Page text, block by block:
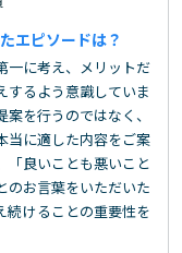
エピソードは？
一に考え、メリットだ
するよう意識していま
を行うのではなく、
当に適した内容をご案
「良いことも悪いこと
のお言葉をいただいた
続けることの重要性を